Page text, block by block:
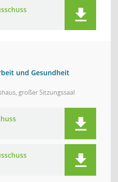
und Gesundheit
großer Sitzungssaal